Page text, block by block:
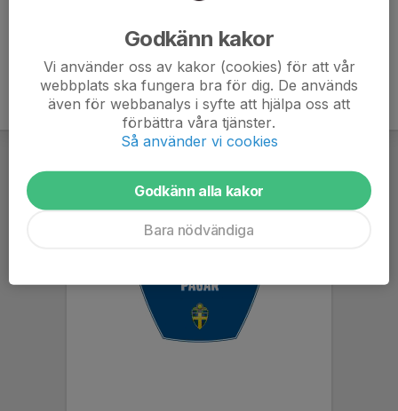
Godkänn kakor
Vi använder oss av kakor (cookies) för att vår
webbplats ska fungera bra för dig. De används
även för webbanalys i syfte att hjälpa oss att
förbättra våra tjänster.
Så använder vi cookies
Godkänn alla kakor
Bara nödvändiga